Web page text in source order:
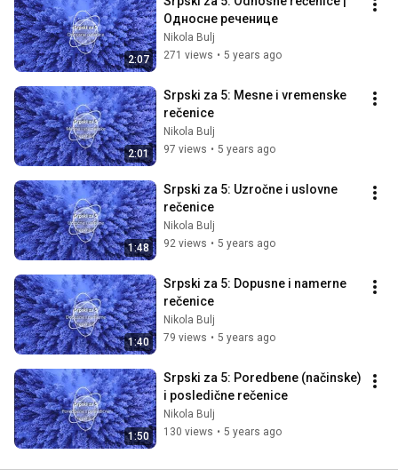
2:07
Односне реченице
Nikola Bulj
271 views • 5 years ago
2:01
Srpski za 5: Mesne i vremenske
rečenice
Nikola Bulj
97 views • 5 years ago
1:48
Srpski za 5: Uzročne i uslovne
rečenice
Nikola Bulj
92 views • 5 years ago
1:40
Srpski za 5: Dopusne i namerne
rečenice
Nikola Bulj
79 views • 5 years ago
1:50
Srpski za 5: Poredbene (načinske)
i posledične rečenice
Nikola Bulj
130 views • 5 years ago